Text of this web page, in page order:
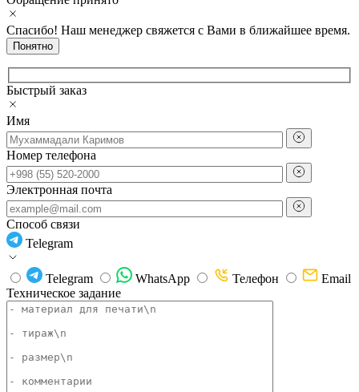
Спасибо! Наш менеджер свяжется с Вами в ближайшее время.
Понятно
Быстрый заказ
Имя
Номер телефона
Электронная почта
Способ связи
Telegram
Telegram WhatsApp Телефон
Email
Техническое задание